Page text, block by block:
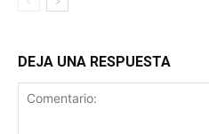
DEJA UNA RESPUESTA